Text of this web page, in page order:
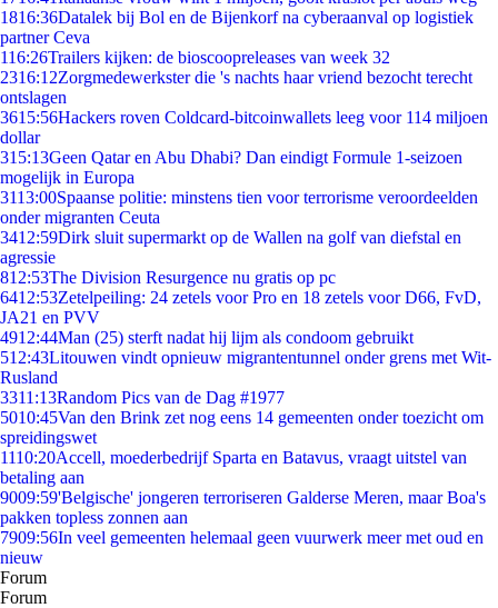
1816:36Datalek bij Bol en de Bijenkorf na cyberaanval op logistiek
partner Ceva
116:26Trailers kijken: de bioscoopreleases van week 32
2316:12Zorgmedewerkster die 's nachts haar vriend bezocht terecht
ontslagen
3615:56Hackers roven Coldcard-bitcoinwallets leeg voor 114 miljoen
dollar
315:13Geen Qatar en Abu Dhabi? Dan eindigt Formule 1-seizoen
mogelijk in Europa
3113:00Spaanse politie: minstens tien voor terrorisme veroordeelden
onder migranten Ceuta
3412:59Dirk sluit supermarkt op de Wallen na golf van diefstal en
agressie
812:53The Division Resurgence nu gratis op pc
6412:53Zetelpeiling: 24 zetels voor Pro en 18 zetels voor D66, FvD,
JA21 en PVV
4912:44Man (25) sterft nadat hij lijm als condoom gebruikt
512:43Litouwen vindt opnieuw migrantentunnel onder grens met Wit-
Rusland
3311:13Random Pics van de Dag #1977
5010:45Van den Brink zet nog eens 14 gemeenten onder toezicht om
spreidingswet
1110:20Accell, moederbedrijf Sparta en Batavus, vraagt uitstel van
betaling aan
9009:59'Belgische' jongeren terroriseren Galderse Meren, maar Boa's
pakken topless zonnen aan
7909:56In veel gemeenten helemaal geen vuurwerk meer met oud en
nieuw
Forum
Forum